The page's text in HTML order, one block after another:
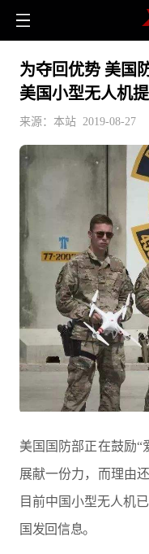
为夺回优势 美国
美国小型无人机
来源：本站 2019-08-27
美国国防部正在鼓励“
展献一份力，而理由
目前中国小型无人机
国发回信息。